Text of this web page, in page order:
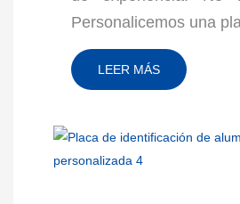
Personalicemos una